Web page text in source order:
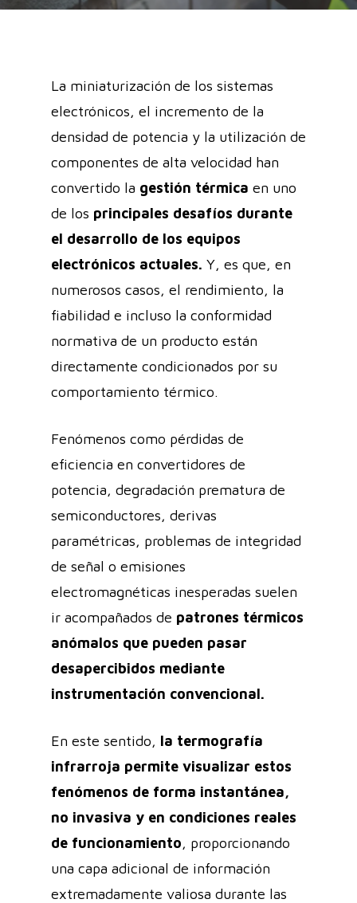
La miniaturización de los sistemas
electrónicos, el incremento de la
densidad de potencia y la utilización de
componentes de alta velocidad han
convertido la gestión térmica en uno
de los principales desafíos durante
el desarrollo de los equipos
electrónicos actuales. Y, es que, en
numerosos casos, el rendimiento, la
fiabilidad e incluso la conformidad
normativa de un producto están
directamente condicionados por su
comportamiento térmico.
Fenómenos como pérdidas de
eficiencia en convertidores de
potencia, degradación prematura de
semiconductores, derivas
paramétricas, problemas de integridad
de señal o emisiones
electromagnéticas inesperadas suelen
ir acompañados de patrones térmicos
anómalos que pueden pasar
desapercibidos mediante
instrumentación convencional.
En este sentido, la termografía
infrarroja permite visualizar estos
fenómenos de forma instantánea,
no invasiva y en condiciones reales
de funcionamiento, proporcionando
una capa adicional de información
extremadamente valiosa durante las